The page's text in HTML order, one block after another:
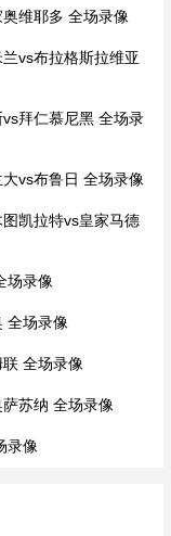
维耶多 全场录像
vs布拉格斯拉维亚
拜仁慕尼黑 全场录
vs布鲁日 全场录像
凯拉特vs皇家马德
场录像
全场录像
全场录像
苏纳 全场录像
录像